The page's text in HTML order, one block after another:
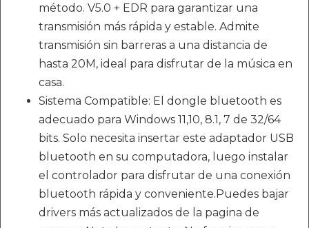
método. V5.0 + EDR para garantizar una
transmisión más rápida y estable. Admite
transmisión sin barreras a una distancia de
hasta 20M, ideal para disfrutar de la música en
casa.
Sistema Compatible: El dongle bluetooth es
adecuado para Windows 11,10, 8.1, 7 de 32/64
bits. Solo necesita insertar este adaptador USB
bluetooth en su computadora, luego instalar
el controlador para disfrutar de una conexión
bluetooth rápida y conveniente.Puedes bajar
drivers más actualizados de la pagina de